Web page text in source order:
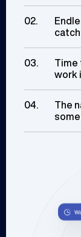
02.
catch
03.
Time
work
04.
The